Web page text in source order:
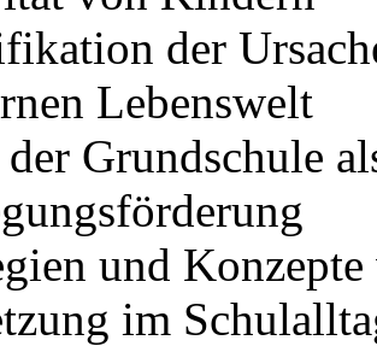
der
Lebenswelt
Grundschule
und
im